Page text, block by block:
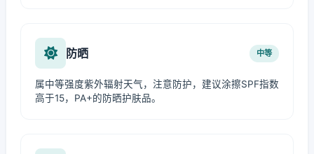
防晒 中等
属中等强度紫外辐射天气，注意防护，建议涂擦SPF指数
高于15，PA+的防晒护肤品。